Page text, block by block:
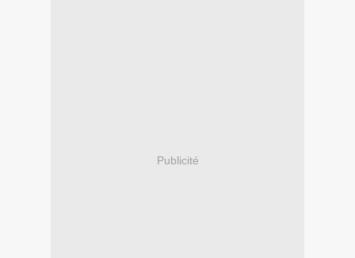
Publicité